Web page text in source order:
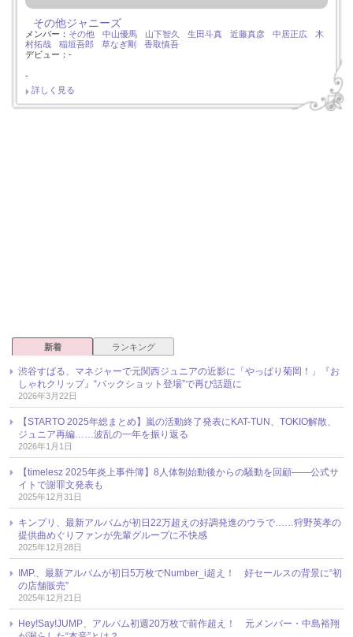
その他ジャニーズ
メンバー： その他 中山優馬 山下智久 生田斗真 近藤真彦 中居正広
木
村拓哉
稲垣吾郎 草なぎ剛
香取慎吾
デビュー：-
-
詳しく見る
新着 ランキング
渋谷すばる、マネジャーで元関西ジュニアの近影に「やっぱり菊岡！」『お
しゃれクリップ』“バックショット登場”で再び話題に
2026年3月22日
【STARTO 2025年総まとめ】嵐の活動終了発表にKAT-TUN、TOKIO解散、
ジュニア再編……波乱の一年を振り返る
2026年1月1日
【timelesz 2025年炎上事件簿】8人体制始動後からの騒動を回顧――公式サ
イトで謝罪文発表も
2025年12月31日
キンプリ、最新アルバムが初日22万超えの好調発進のウラで……狩野英孝の
提供曲めぐりファンが先輩グループに不快感
2025年12月28日
IMP.、最新アルバムが初日5万枚でNumber_i超え！ 好セールスの背景に“初
の店舗販売”
2025年12月21日
Hey!Say!JUMP、アルバム初週20万枚で前作超え！ 元メンバー・中島裕翔